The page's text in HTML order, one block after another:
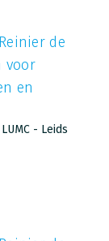
de
voor
en
- Leids